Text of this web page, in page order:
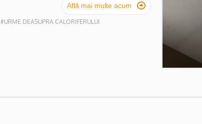
Află mai multe acum 
#URME DEASUPRA CALORIFERULUI